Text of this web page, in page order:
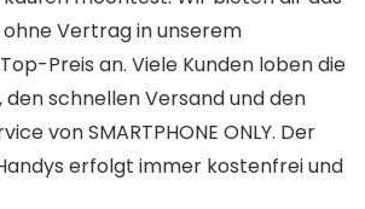
ohne Vertrag in unserem
Preis an. Viele Kunden loben die
den schnellen Versand und den
von SMARTPHONE ONLY. Der
erfolgt immer kostenfrei und